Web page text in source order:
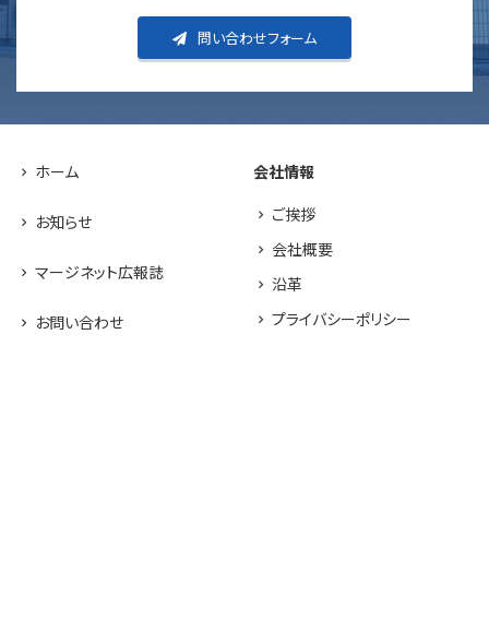
問い合わせフォーム
ホーム
お知らせ
マージネット広報誌
お問い合わせ
会社情報
ご挨拶
会社概要
沿革
プライバシーポリシー